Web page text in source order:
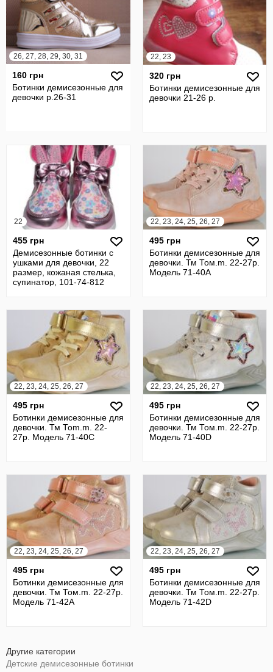
26, 27, 28, 29, 30, 31
160 грн
Ботинки демисезонные для
девочки р.26-31
22, 23
320 грн
Ботинки демисезонные для
девочки 21-26 р.
22
455 грн
Демисезонные ботинки с
ушками для девочки, 22
размер, кожаная стелька,
супинатор, 101-74-812
22, 23, 24, 25, 26, 27
495 грн
Ботинки демисезонные для
девочки. Тм Том.m. 22-27р.
Модель 71-40A
22, 23, 24, 25, 26, 27
495 грн
Ботинки демисезонные для
девочки. Тм Тоm.m. 22-
27р. Модель 71-40C
22, 23, 24, 25, 26, 27
495 грн
Ботинки демисезонные для
девочки. Тм Том.m. 22-27р.
Модель 71-40D
22, 23, 24, 25, 26, 27
495 грн
Ботинки демисезонные для
девочки. Тм Том.m. 22-27р.
Модель 71-42А
22, 23, 24, 25, 26, 27
495 грн
Ботинки демисезонные для
девочки. Тм Том.m. 22-27р.
Модель 71-42D
Другие категории
Детские демисезонные ботинки